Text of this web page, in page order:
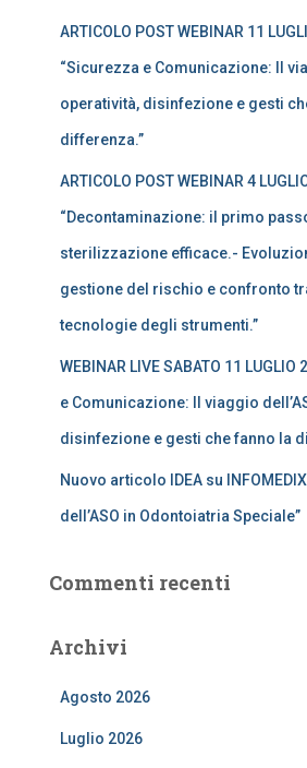
ARTICOLO POST WEBINAR 11
“Sicurezza e Comunicazione: Il
operatività, disinfezione e gesti
differenza.”
ARTICOLO POST WEBINAR 4
“Decontaminazione: il primo
sterilizzazione efficace.-
gestione del rischio e confronto
tecnologie degli strumenti.”
WEBINAR LIVE SABATO 11
e Comunicazione: Il viaggio
disinfezione e gesti che fanno la
Nuovo articolo IDEA su
dell’ASO in Odontoiatria Speciale”
Commenti recenti
Archivi
Agosto 2026
Luglio 2026